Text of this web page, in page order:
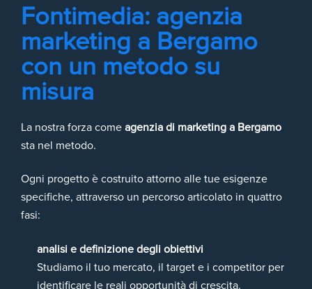
Fontimedia: agenzia
marketing a Bergamo
con un metodo su
misura
La nostra forza come agenzia di marketing a Bergamo
sta nel metodo.
Ogni progetto è costruito attorno alle tue esigenze
specifiche, attraverso un percorso articolato in quattro
fasi:
analisi e definizione degli obiettivi
Studiamo il tuo mercato, il target e i competitor per
identificare le reali opportunità di crescita.